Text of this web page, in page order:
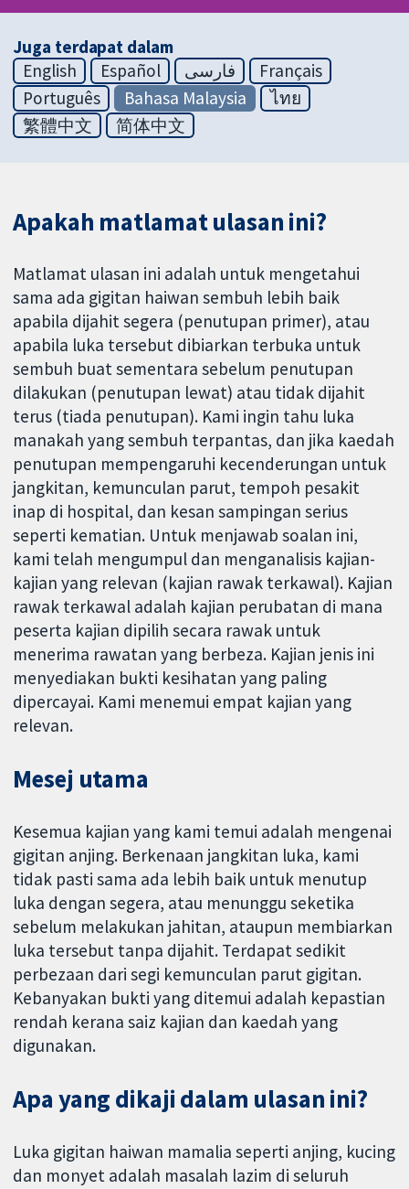
Juga terdapat dalam
English
Español فارسی
Français
Português
Bahasa Malaysia
ไทย
繁體中文
简体中文
Apakah matlamat ulasan ini?
Matlamat ulasan ini adalah untuk mengetahui
sama ada gigitan haiwan sembuh lebih baik
apabila dijahit segera (penutupan primer), atau
apabila luka tersebut dibiarkan terbuka untuk
sembuh buat sementara sebelum penutupan
dilakukan (penutupan lewat) atau tidak dijahit
terus (tiada penutupan). Kami ingin tahu luka
manakah yang sembuh terpantas, dan jika kaedah
penutupan mempengaruhi kecenderungan untuk
jangkitan, kemunculan parut, tempoh pesakit
inap di hospital, dan kesan sampingan serius
seperti kematian. Untuk menjawab soalan ini,
kami telah mengumpul dan menganalisis kajian-
kajian yang relevan (kajian rawak terkawal). Kajian
rawak terkawal adalah kajian perubatan di mana
peserta kajian dipilih secara rawak untuk
menerima rawatan yang berbeza. Kajian jenis ini
menyediakan bukti kesihatan yang paling
dipercayai. Kami menemui empat kajian yang
relevan.
Mesej utama
Kesemua kajian yang kami temui adalah mengenai
gigitan anjing. Berkenaan jangkitan luka, kami
tidak pasti sama ada lebih baik untuk menutup
luka dengan segera, atau menunggu seketika
sebelum melakukan jahitan, ataupun membiarkan
luka tersebut tanpa dijahit. Terdapat sedikit
perbezaan dari segi kemunculan parut gigitan.
Kebanyakan bukti yang ditemui adalah kepastian
rendah kerana saiz kajian dan kaedah yang
digunakan.
Apa yang dikaji dalam ulasan ini?
Luka gigitan haiwan mamalia seperti anjing, kucing
dan monyet adalah masalah lazim di seluruh